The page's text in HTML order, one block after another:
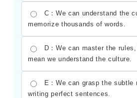
C：We can understand the
memorize thousands of words.
D：We can master the
mean we understand the culture.
E：We can grasp the subtle
writing perfect sentences.